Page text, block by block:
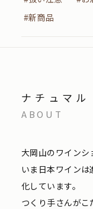
#新商品
ナチュマル
ABOUT
大岡山のワインシ
いま日本ワイン
化しています。
つくり手さんが